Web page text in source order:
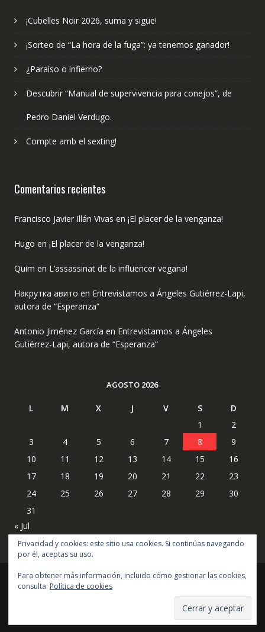
¡Cubelles Noir 2026, suma y sigue!
¡Sorteo de “La hora de la fuga”: ya tenemos ganador!
¿Paraíso o infierno?
Descubrir “Manual de supervivencia para conejos”, de
Pedro Daniel Verdugo.
Compte amb el sexting!
Comentarios recientes
Francisco Javier Illán Vivas en ¡El placer de la venganza!
Hugo en ¡El placer de la venganza!
Quim en L’assassinat de la influencer vegana!
Накрутка авито en Entrevistamos a Ángeles Gutiérrez-Lapi,
autora de “Esperanza”
Antonio Jiménez García en Entrevistamos a Ángeles
Gutiérrez-Lapi, autora de “Esperanza”
AGOSTO 2026
L M X J V S
D
1
2
3
4 5 6 7 8
9
10
11 12 13 14 15
16
17
18 19 20 21 22
23
24
25 26 27 28 29
30
31
« Jul
Copyright © todos los derechos reservados
Acme Themes
Privacidad y cookies: este sitio usa cookies. Si continúas navegando
por él, aceptas su uso.
Para obtener más información, incluido cómo gestionar las cookies,
consulta: Política de cookies